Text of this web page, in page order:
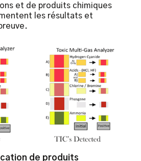
et de produits chimiques
les résultats et
de produits